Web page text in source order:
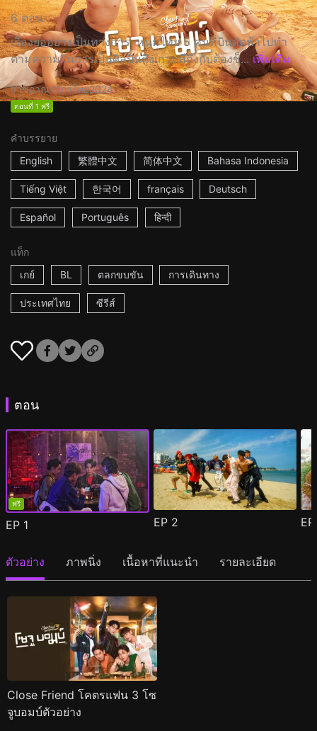
6 ตอน
เรื่องย่ออย่างเป็นทางการ: หนุ่มไทย 5 คนที่บินลัดฟ้าไปทำ
ตามความฝันการเป็นศิลปินถึงเกาหลีถึงกับต้องช็... เพิ่มเติม
ราชอาณาจักรไทย2024
ตอนที่ 1 ฟรี
คำบรรยาย
English
繁體中文 简体中文 Bahasa Indonesia
Tiếng Việt 한국어 français Deutsch
Español Português हिन्दी
แท็ก
เกย์
BL ตลกขบขัน การเดินทาง
ประเทศไทย ซีรีส์
ตอน
ฟรี
EP 1 EP 2
ตัวอย่าง ภาพนิ่ง เนื้อหาที่แนะนำ รายละเอียด
Close Friend โคตรแฟน 3 โซ
จูบอมบ์ตัวอย่าง